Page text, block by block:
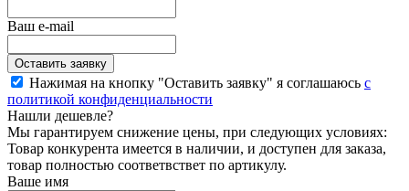
Ваш e-mail
Нажимая на кнопку "Оставить заявку" я соглашаюсь с
политикой конфиденциальности
Нашли дешевле?
Мы гарантируем снижение цены, при следующих условиях:
Товар конкурента имеется в наличии, и доступен для заказа,
товар полностью соответвствет по артикулу.
Ваше имя